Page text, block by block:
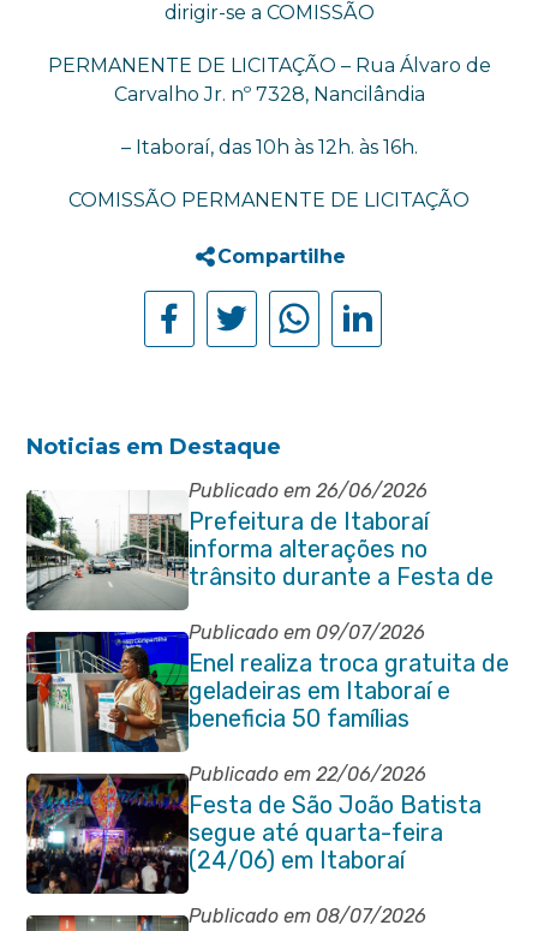
dirigir-se a COMISSÃO
PERMANENTE DE LICITAÇÃO – Rua Álvaro de
Carvalho Jr. nº 7328, Nancilândia
– Itaboraí, das 10h às 12h. às 16h.
COMISSÃO PERMANENTE DE LICITAÇÃO
Compartilhe
Noticias em Destaque
Publicado em 26/06/2026
Prefeitura de Itaboraí
informa alterações no
trânsito durante a Festa de
São Pedro Apóstolo
Publicado em 09/07/2026
Enel realiza troca gratuita de
geladeiras em Itaboraí e
beneficia 50 famílias
Publicado em 22/06/2026
Festa de São João Batista
segue até quarta-feira
(24/06) em Itaboraí
Publicado em 08/07/2026